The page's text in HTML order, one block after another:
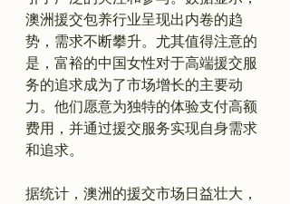
澳洲援交包养行业呈现出内卷的趋
势，需求不断攀升。尤其值得注意的
是，富裕的中国女性对于高端援交服
务的追求成为了市场增长的主要动
力。他们愿意为独特的体验支付高额
费用，并通过援交服务实现自身需求
和追求。
据统计，澳洲的援交市场日益壮大，